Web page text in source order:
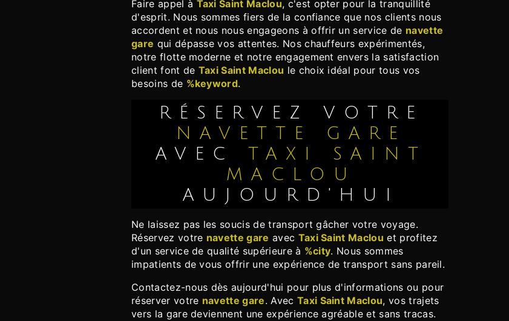
Faire appel à Taxi Saint Maclou, c'est opter pour la tranquillité
d'esprit. Nous sommes fiers de la confiance que nos clients nous
accordent et nous nous engageons à offrir un service de navette
gare qui dépasse vos attentes. Nos chauffeurs expérimentés,
notre flotte moderne et notre engagement envers la satisfaction
client font de Taxi Saint Maclou le choix idéal pour tous vos
besoins de %keyword.
RÉSERVEZ VOTRE
NAVETTE GARE
AVECTAXI SAINT
MACLOU
AUJOURD'HUI
Ne laissez pas les soucis de transport gâcher votre voyage.
Réservez votre navette gare avec Taxi Saint Maclou et profitez
d'un service de qualité supérieure à %city. Nous sommes
impatients de vous offrir une expérience de transport sans pareil.
Contactez-nous dès aujourd'hui pour plus d'informations ou pour
réserver votre navette gare. Avec Taxi Saint Maclou, vos trajets
vers la gare deviennent une expérience agréable et sans tracas.